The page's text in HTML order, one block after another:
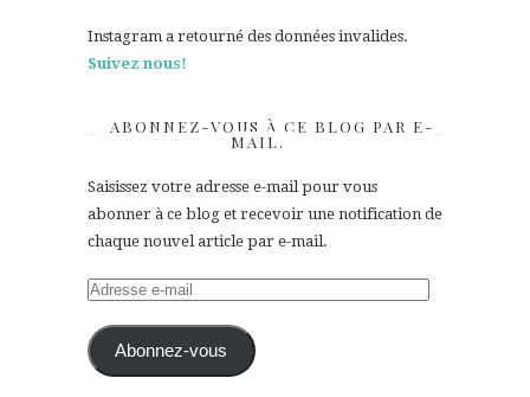
Instagram a retourné des données invalides.
Suivez nous!
ABONNEZ-VOUS À CE BLOG PAR E-
MAIL.
Saisissez votre adresse e-mail pour vous
abonner à ce blog et recevoir une notification de
chaque nouvel article par e-mail.
Adresse
mail Abonnez-vous